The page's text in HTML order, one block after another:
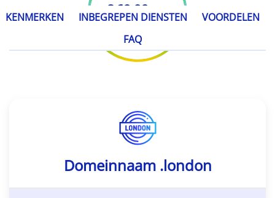
€ 69,99 / jaar
KENMERKEN INBEGREPEN DIENSTEN
VOORDELEN
FAQ
Domeinnaam .london